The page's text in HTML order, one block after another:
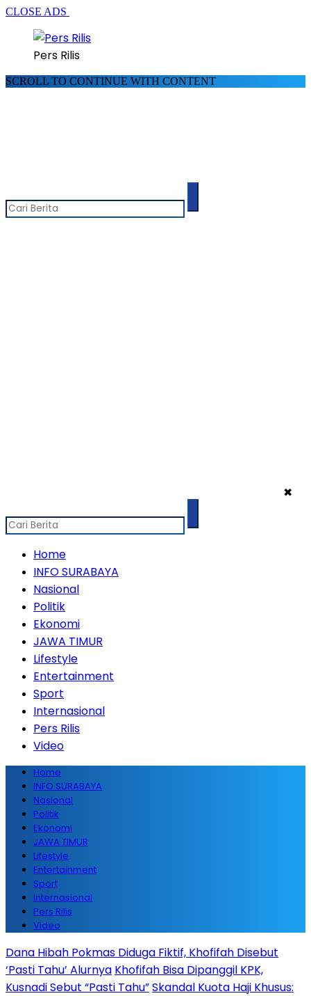
CLOSE ADS
Pers Rilis
SCROLL TO CONTINUE WITH CONTENT
✖
Home
INFO SURABAYA
Nasional
Politik
Ekonomi
JAWA TIMUR
Lifestyle
Entertainment
Sport
Internasional
Pers Rilis
Video
Home
INFO SURABAYA
Nasional
Politik
Ekonomi
JAWA TIMUR
Lifestyle
Entertainment
Sport
Internasional
Pers Rilis
Video
Dana Hibah Pokmas Diduga Fiktif, Khofifah Disebut
‘Pasti Tahu’ Alurnya Khofifah Bisa Dipanggil KPK,
Kusnadi Sebut “Pasti Tahu”Skandal Kuota Haji Khusus: